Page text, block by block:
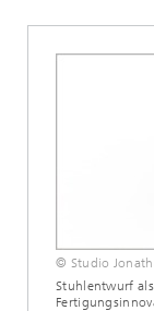
© Studio
Stuhlentwurf